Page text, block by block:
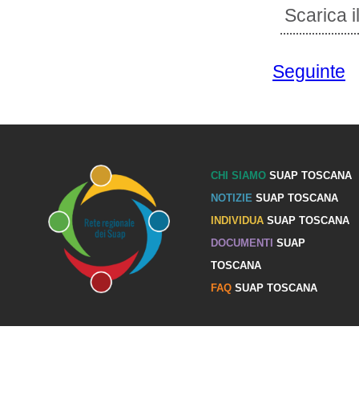
Scarica
Seguinte
CHI SIAMOSUAP TOSCANA
NOTIZIE SUAP TOSCANA
INDIVIDUASUAP TOSCANA
DOCUMENTI SUAP
TOSCANA
FAQSUAP TOSCANA